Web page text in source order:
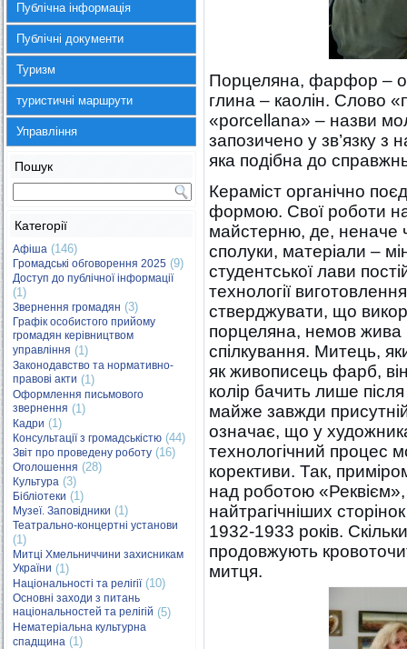
Публічна інформація
Публічні документи
Туризм
туристичні маршрути
Управління
Пошук
Категорії
Афіша (146)
Громадські обговорення 2025 (9)
Доступ до публічної інформації
(1)
Звернення громадян (3)
Графік особистого прийому
громадян керівництвом
управління (1)
Законодавство та нормативно-
правові акти (1)
Оформлення письмового
звернення (1)
Кадри (1)
Консультації з громадськістю (44)
Звіт про проведену роботу (16)
Оголошення (28)
Культура (3)
Бібліотеки (1)
Музеї. Заповідники (1)
Театрально-концертні установи
(1)
Митці Хмельниччини захисникам
України (1)
Національності та релігії(10)
Основні заходи з питань
національностей та релігій (5)
Нематеріальна культурна
спадщина (1)
Порцеляна, фарфор –
глина – каолін. Слово
«porcellana» – назви
запозичено у зв’язку з
яка подібна до
Кераміст органічно
формою. Свої роботи
майстерню, де, неначе
сполуки, матеріали –
студентської лави
технології
стверджувати, що
порцеляна, немов жива
спілкування. Митець,
як живописець фарб, він
колір бачить лише
майже завжди
означає, що у
технологічний процес
корективи. Так,
над роботою «Реквієм»,
найтрагічніших
1932-1933 років.
продовжують
митця.